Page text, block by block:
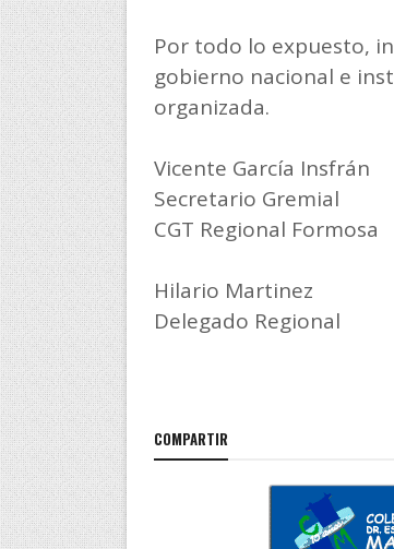
Por todo lo expuesto,
gobierno nacional e
organizada.
Vicente García Insfrán
Secretario Gremial
CGT Regional
Hilario Martinez
Delegado Regional
COMPARTIR